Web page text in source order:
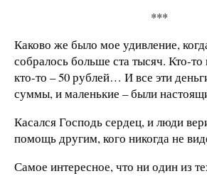
***
Каково же было мое удивление,
собралось больше ста тысяч. Кто-то
кто-то – 50 рублей… И все эти
суммы, и маленькие – были
Касался Господь сердец, и люди
помощь другим, кого никогда не
Самое интересное, что ни один из